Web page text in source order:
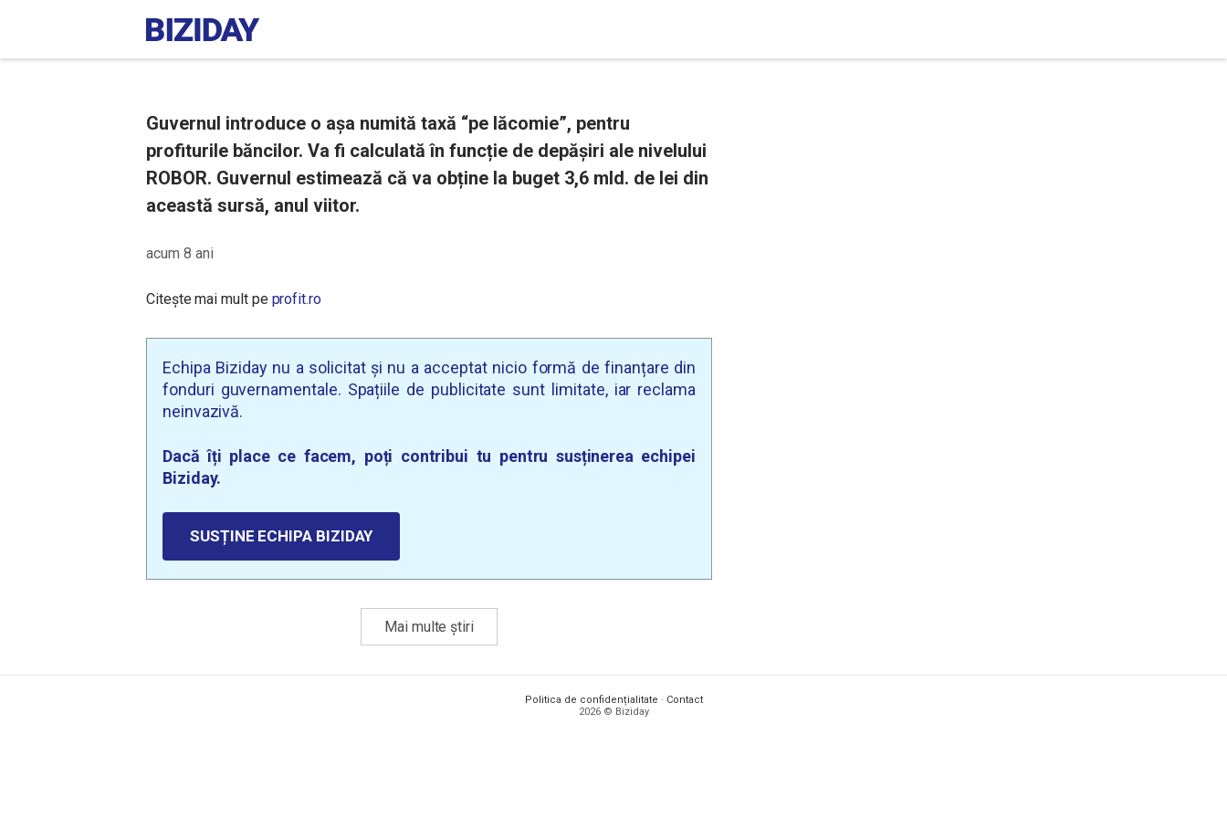
Guvernul introduce o așa numită taxă “pe lăcomie”, pentru
profiturile băncilor. Va fi calculată în funcție de depășiri ale nivelului
ROBOR. Guvernul estimează că va obține la buget 3,6 mld. de lei din
această sursă, anul viitor.
acum 8 ani
Citește mai mult pe profit.ro
Echipa Biziday nu a solicitat și nu a acceptat nicio formă de finanțare din
fonduri guvernamentale. Spațiile de publicitate sunt limitate, iar reclama
neinvazivă.
Dacă îți place ce facem, poți contribui tu pentru susținerea echipei
Biziday.
SUSȚINE ECHIPA BIZIDAY
Mai multe știri
Politica de confidențialitate · Contact
2026 © Biziday